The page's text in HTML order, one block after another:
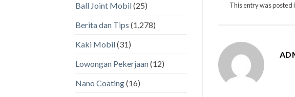
Ball Joint Mobil(25)
Berita dan Tips (1,278)
Kaki Mobil(31)
Lowongan Pekerjaan(12)
Nano Coating(16)
This entry was posted